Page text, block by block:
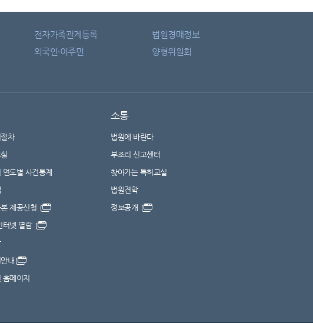
전자가족관계등록
법원경매정보
외국인·이주민
양형위원회
차
연도별 사건통계
제공신청
터넷 열람
내
페이지
소통
법원에 바란다
부조리 신고센터
찾아가는 특허교실
법원견학
정보공개